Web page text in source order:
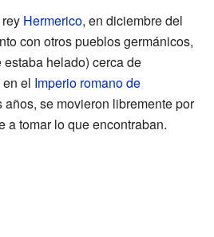
Hermerico, en diciembre del
con otros pueblos germánicos,
estaba helado) cerca de
el Imperio romano de
años, se movieron libremente por
a tomar lo que encontraban.